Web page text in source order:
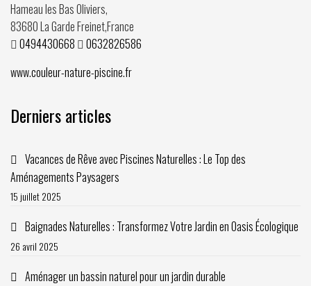
Hameau les Bas Oliviers,
83680La Garde Freinet,France
0494430668
0632826586
www.couleur-nature-piscine.fr
Derniers articles
Vacances de Rêve avec Piscines Naturelles : Le Top des
Aménagements Paysagers
15 juillet 2025
Baignades Naturelles : Transformez Votre Jardin en Oasis Écologique
26 avril 2025
Aménager un bassin naturel pour un jardin durable